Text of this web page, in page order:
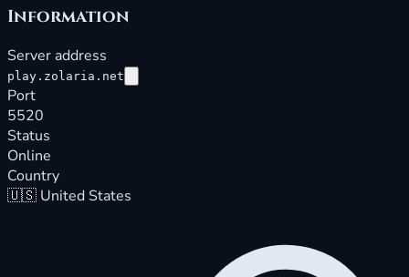
Information
Server address
play.zolaria.net
Port
5520
Status
Online
Country
🇺🇸 United States